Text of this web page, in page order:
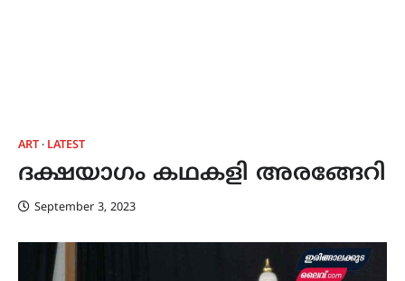
ART LATEST
ദക്ഷയാഗം കഥകളി അരങ്ങേറി
September 3, 2023